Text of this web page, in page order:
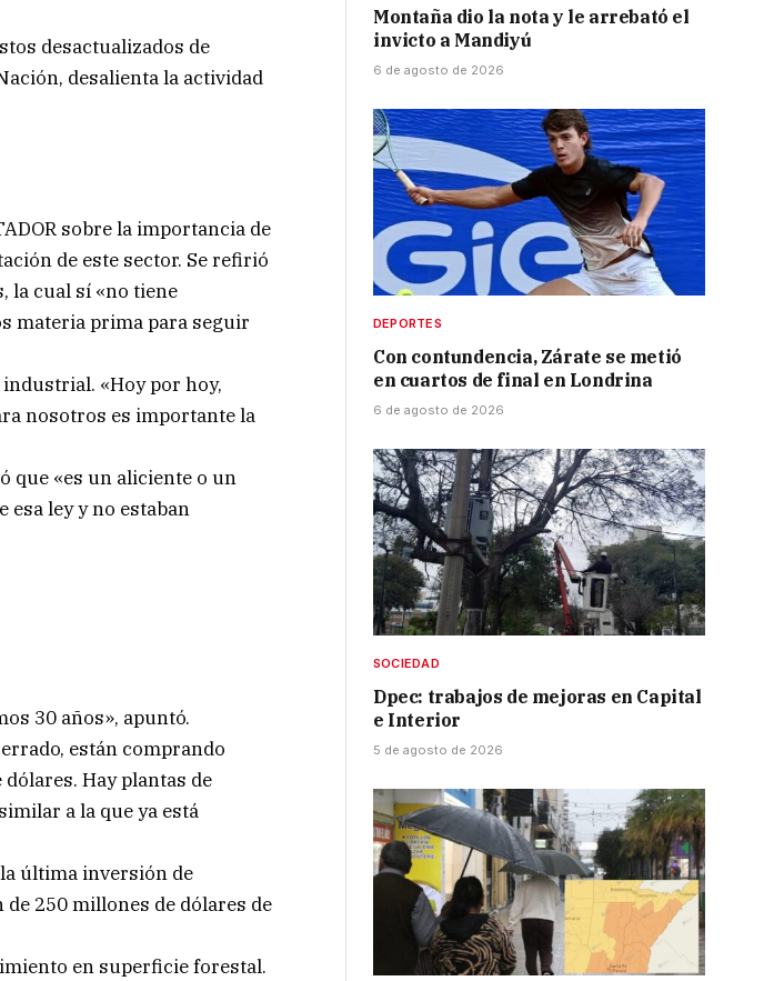
desactualizados de
desalienta la actividad
sobre la importancia de
de este sector. Se refirió
la cual sí «no tiene
materia prima para seguir
«Hoy por hoy,
nosotros es importante la
que «es un aliciente o un
ley y no estaban
30 años», apuntó.
están comprando
Hay plantas de
a la que ya está
última inversión de
250 millones de dólares de
en superficie forestal.
Montaña dio la nota y le arrebató el
invicto a Mandiyú
6 de agosto de 2026
DEPORTES
Con contundencia, Zárate se metió
en cuartos de final en Londrina
6 de agosto de 2026
SOCIEDAD
Dpec: trabajos de mejoras en Capital
e Interior
5 de agosto de 2026